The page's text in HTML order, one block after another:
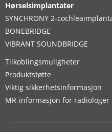
Hørselsimplantater
SYNCHRONY 2-
BONEBRIDGE
VIBRANT SOUNDBRIDGE
Tilkoblingsmuligheter
Produktstøtte
Viktig sikkerhetsinformasjon
MR-informasjon for radiologer